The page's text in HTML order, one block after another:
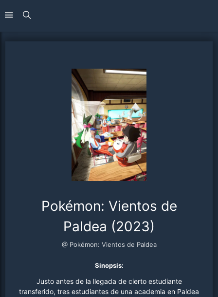
Pokémon: Vientos de
Paldea (2023)
@ Pokémon: Vientos de Paldea
Sinopsis:
Justo antes de la llegada de cierto estudiante
transferido, tres estudiantes de una academia en Paldea